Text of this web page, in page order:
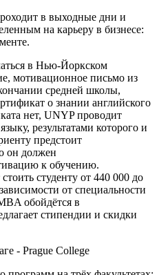
в выходные дни и
на карьеру в бизнесе:
в Нью-Йоркском
мотивационное письмо из
средней школы,
о знании английского
нет, UNYPпроводит
результатами которого и
предстоит
он должен
к обучению.
студенту от 440 000 до
от специальности
обойдётся в
стипендии и скидки
- Prague College